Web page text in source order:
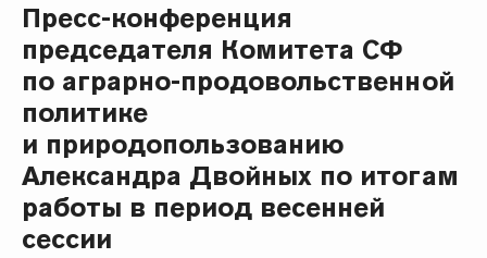
Пресс-конференция
председателя Комитета СФ
по аграрно-продовольственной
политике
и природопользованию
Александра Двойных по итогам
работы в период весенней
сессии